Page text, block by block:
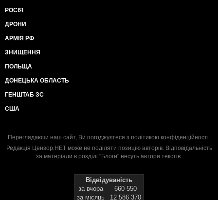
РОСІЯ
ДРОНИ
АРМІЯ РФ
ЗНИЩЕННЯ
ПОЛЬЩА
ДОНЕЦЬКА ОБЛАСТЬ
ГЕНШТАБ ЗС
США
Переглядаючи наш сайт, Ви погоджуєтеся з політикою конфіденційності.
Редакція Цензор.НЕТ може не поділяти позицію авторів. Відповідальність
за матеріали в розділі "Блоги" несуть автори текстів.
Відвідуваність
за вчора
660 550
за місяць
12 586 370